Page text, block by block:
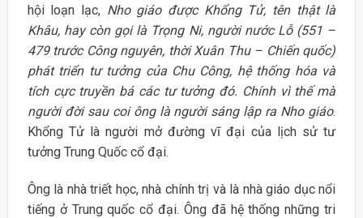
hội loạn lạc, Nho giáo được Khổng Tử, tên thật là
Khâu, hay còn gọi là Trọng Ni, người nước Lỗ (551 –
479 trước Công nguyên, thời Xuân Thu – Chiến quốc)
phát triển tư tưởng của Chu Công, hệ thống hóa và
tích cực truyền bá các tư tưởng đó. Chính vì thế mà
người đời sau coi ông là người sáng lập ra Nho giáo.
Khổng Tử là người mở đường vĩ đại của lịch sử tư
tưởng Trung Quốc cổ đại.
Ông là nhà triết học, nhà chính trị và là nhà giáo dục nổi
tiếng ở Trung quốc cổ đại. Ông đã hệ thống những tri